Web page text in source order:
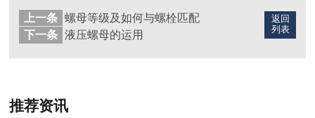
返回
列表
上一条
螺母等级及如何与螺栓匹配
下一条
液压螺母的运用
推荐资讯